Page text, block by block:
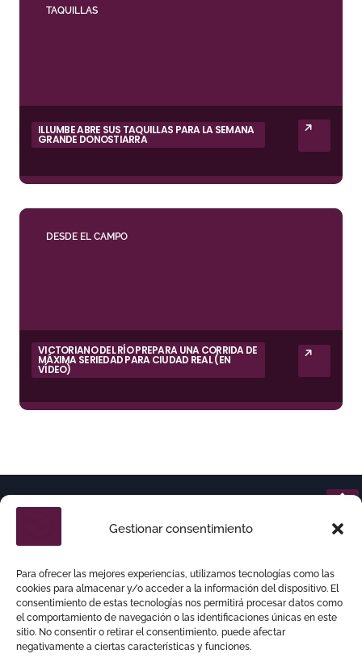
Gestionar consentimiento
Para ofrecer las mejores experiencias, utilizamos tecnologías como las
cookies para almacenar y/o acceder a la información del dispositivo. El
consentimiento de estas tecnologías nos permitirá procesar datos como
el comportamiento de navegación o las identificaciones únicas en este
sitio. No consentir o retirar el consentimiento, puede afectar
negativamente a ciertas características y funciones.
TAQUILLAS
ILLUMBE ABRE SUS TAQUILLAS PARA LA SEMANA
GRANDE DONOSTIARRA
DESDE EL CAMPO
VICTORIANO DEL RÍO PREPARA UNA CORRIDA DE
MÁXIMA SERIEDAD PARA CIUDAD REAL (EN
VÍDEO)